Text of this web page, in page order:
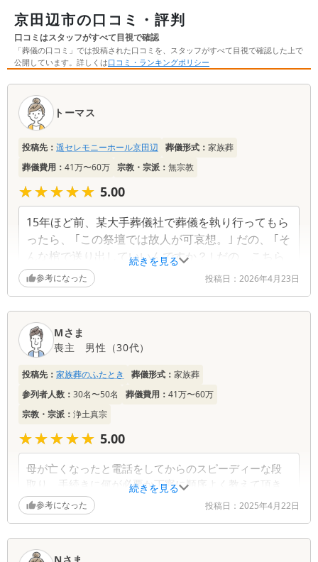
京田辺市の口コミ・評判
口コミはスタッフがすべて目視で確認
「葬儀の口コミ」では投稿された口コミを、スタッフがすべて目視で確認した上で
公開しています。詳しくは口コミ・ランキングポリシー
口
続きを見る
トーマス
投稿先： 遥セレモニーホール京田辺 葬儀形式： 家族葬
葬儀費用： 41万〜60万 宗教・宗派： 無宗教
★★★★★
★★★★★ 5.00
15年ほど前、某大手葬儀社で葬儀を執り行ってもら
ったら、 ｢この祭壇では故人が可哀想。｣ だの、 ｢そ
んな棺で送り出していいんですか？｣ だの、こちら
の話しを聞いてくれることはなく、気付いたら莫大
な費用が発生していました。 その経験があったので
身構えましたが、遥の担当さんは、とても親切にゆ
っくりとこちらの意向を聞いてくださり、無理に押
し付けるようなことは一切おっしゃらず、とても安
心できました。
参考になった 投稿日： 2026年4月23日
続きを見る
Mさま
喪主
男性 （30代）
投稿先： 家族葬のふたとき 葬儀形式： 家族葬
参列者人数： 30名〜50名 葬儀費用： 41万〜60万
宗教・宗派： 浄土真宗
★★★★★
★★★★★ 5.00
母が亡くなったと電話をしてからのスピーディーな段
取り、手続きに何が必要か丁寧に順序よく教えて頂き
ました。
自宅葬だったのですが準備前の掃除から/人だと大変な
本当にありがとうございました。
参考になった 投稿日： 2025年4月22日